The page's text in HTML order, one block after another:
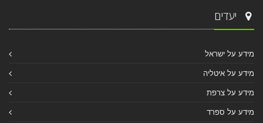
יעדים
מידע על ישראל
מידע על איטליה
מידע על צרפת
מידע על ספרד